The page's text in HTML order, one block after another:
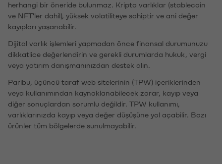
herhangi bir öneride bulunmaz. Kripto varlıklar (stablecoin
ve NFT'ler dahil), yüksek volatiliteye sahiptir ve ani değer
kayıpları yaşanabilir.
Dijital varlık işlemleri yapmadan önce finansal durumunuzu
dikkatlice değerlendirin ve gerekli durumlarda hukuk, vergi
veya yatırım danışmanınızdan destek alın.
Paribu, üçüncü taraf web sitelerinin (TPW) içeriklerinden
veya kullanımından kaynaklanabilecek zarar, kayıp veya
diğer sonuçlardan sorumlu değildir. TPW kullanımı,
varlıklarınızda kayıp veya değer düşüşüne yol açabilir. Bazı
ürünler tüm bölgelerde sunulmayabilir.